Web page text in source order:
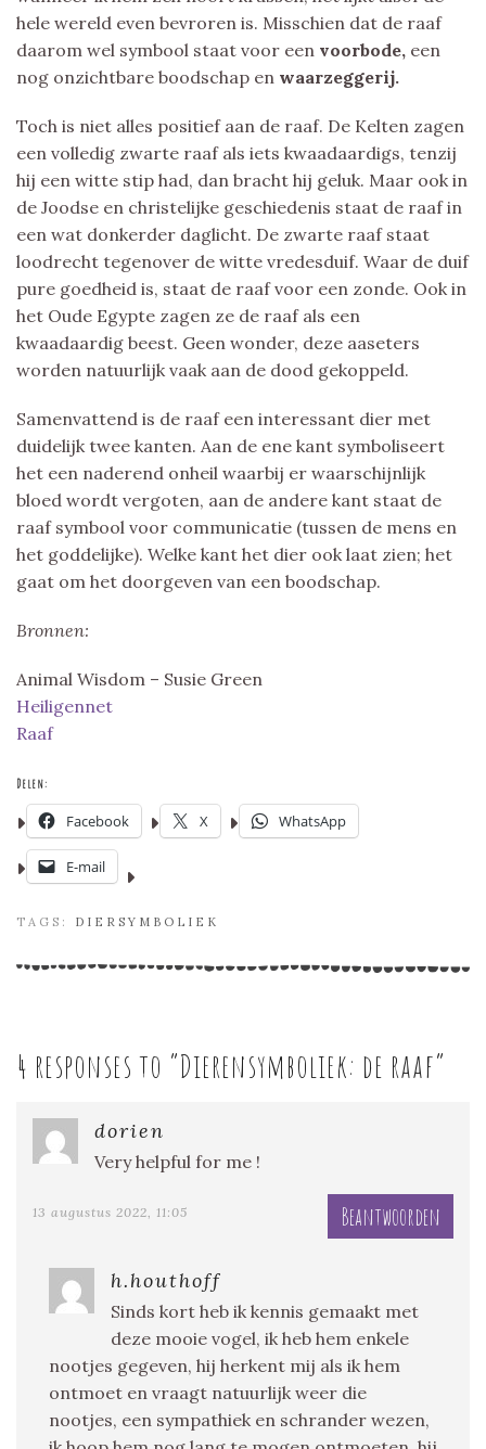
hele wereld even bevroren is. Misschien dat de raaf
daarom wel symbool staat voor een voorbode, een
nog onzichtbare boodschap en waarzeggerij.
Toch is niet alles positief aan de raaf. De Kelten zagen
een volledig zwarte raaf als iets kwaadaardigs, tenzij
hij een witte stip had, dan bracht hij geluk. Maar ook in
de Joodse en christelijke geschiedenis staat de raaf in
een wat donkerder daglicht. De zwarte raaf staat
loodrecht tegenover de witte vredesduif. Waar de duif
pure goedheid is, staat de raaf voor een zonde. Ook in
het Oude Egypte zagen ze de raaf als een
kwaadaardig beest. Geen wonder, deze aaseters
worden natuurlijk vaak aan de dood gekoppeld.
Samenvattend is de raaf een interessant dier met
duidelijk twee kanten. Aan de ene kant symboliseert
het een naderend onheil waarbij er waarschijnlijk
bloed wordt vergoten, aan de andere kant staat de
raaf symbool voor communicatie (tussen de mens en
het goddelijke). Welke kant het dier ook laat zien; het
gaat om het doorgeven van een boodschap.
Bronnen:
Animal Wisdom – Susie Green
Heiligennet
Raaf
Delen:
Facebook X WhatsApp
E-mail
TAGS: DIERSYMBOLIEK
4 responses to “Dierensymboliek: de raaf”
dorien
Very helpful for me !
13 augustus 2022, 11:05 Beantwoorden
h.houthoff
Sinds kort heb ik kennis gemaakt met
deze mooie vogel, ik heb hem enkele
nootjes gegeven, hij herkent mij als ik hem
ontmoet en vraagt natuurlijk weer die
nootjes, een sympathiek en schrander wezen,